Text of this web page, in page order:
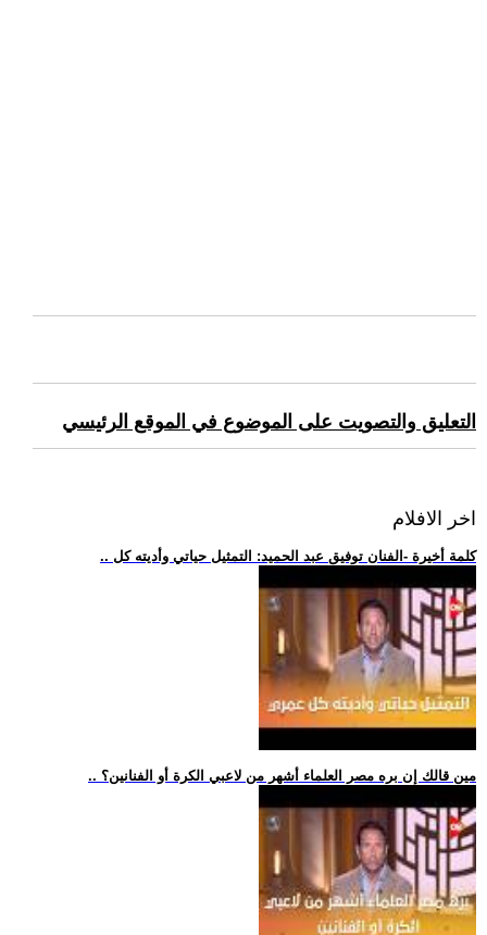
التعليق والتصويت على الموضوع في الموقع الرئيسي
اخر الافلام
.. كلمة أخيرة -الفنان توفيق عبد الحميد: التمثيل حياتي وأديته كل
.. مين قالك إن بره مصر العلماء أشهر من لاعبي الكرة أو الفنانين؟